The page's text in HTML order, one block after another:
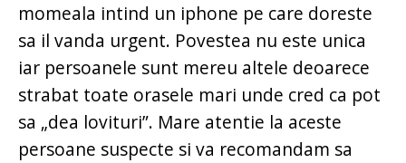
momeala intind un iphone pe care doreste
sa il vanda urgent. Povestea nu este unica
iar persoanele sunt mereu altele deoarece
strabat toate orasele mari unde cred ca pot
sa „dea lovituri”. Mare atentie la aceste
persoane suspecte si va recomandam sa